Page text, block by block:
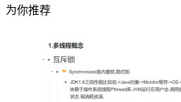
为你推荐